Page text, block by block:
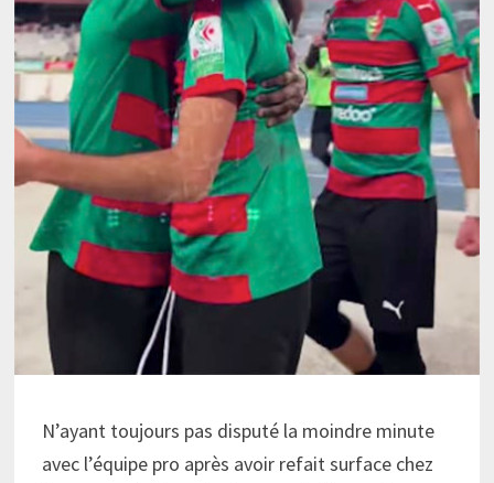
N’ayant toujours pas disputé la moindre minute
avec l’équipe pro après avoir refait surface chez